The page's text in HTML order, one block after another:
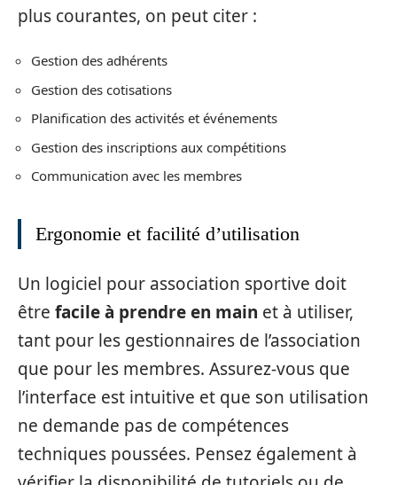
plus courantes, on peut citer :
Gestion des adhérents
Gestion des cotisations
Planification des activités et événements
Gestion des inscriptions aux compétitions
Communication avec les membres
Ergonomie et facilité d’utilisation
Un logiciel pour association sportive doit
être facile à prendre en main et à utiliser,
tant pour les gestionnaires de l’association
que pour les membres. Assurez-vous que
l’interface est intuitive et que son utilisation
ne demande pas de compétences
techniques poussées. Pensez également à